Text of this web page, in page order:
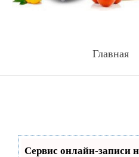
Главная
Сервис онлайн-записи